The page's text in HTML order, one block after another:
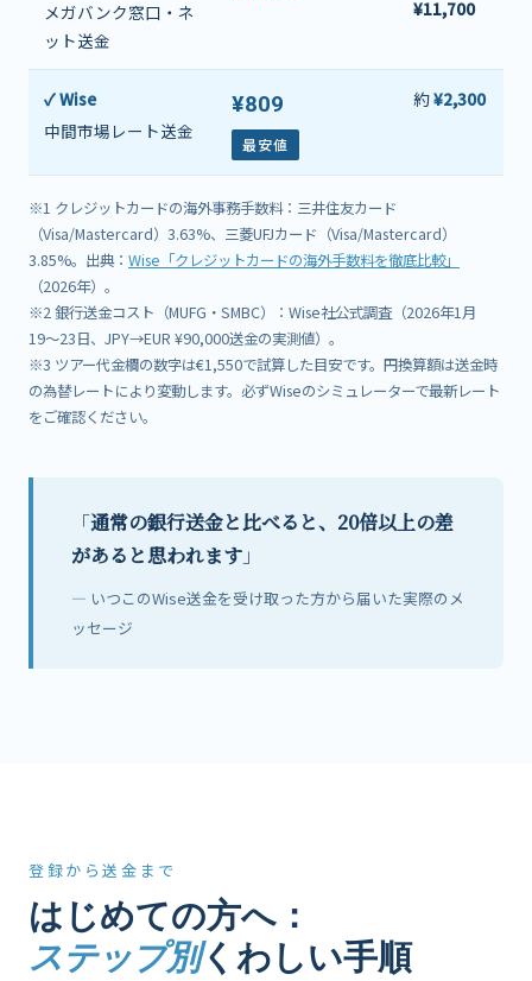
メガバンク窓口・ネ
ット送金
¥11,700
✓ Wise
中間市場レート送金
¥809
最安値
約¥2,300
※1 クレジットカードの海外事務手数料：三井住友カード
（Visa/Mastercard）3.63%、三菱UFJカード（Visa/Mastercard）
3.85%。出典： Wise「クレジットカードの海外手数料を徹底比較」
（2026年）。
※2 銀行送金コスト（MUFG・SMBC）：Wise社公式調査（2026年1月
19〜23日、JPY→EUR ¥90,000送金の実測値）。
※3 ツアー代金欄の数字は€1,550で試算した目安です。円換算額は送金時
の為替レートにより変動します。必ずWiseのシミュレーターで最新レート
をご確認ください。
「通常の銀行送金と比べると、20倍以上の差
があると思われます 」
— いつこのWise送金を受け取った方から届いた実際のメ
ッセージ
登録から送金まで
はじめての方へ：
ステップ別くわしい手順